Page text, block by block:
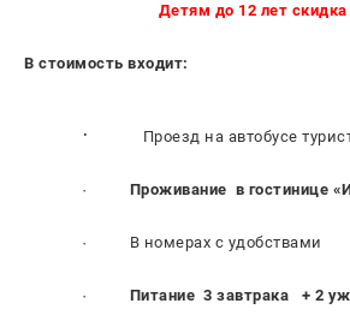
Детям до 12 лет скидка
В стоимость входит:
· Проезд на автобусе
· Проживание в гостинице
· В номерах с удобствами
· Питание 3 завтрака + 2